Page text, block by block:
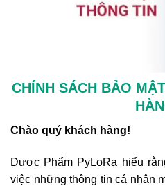
CHÍNH SÁCH BẢO
Chào quý khách hàng!
Dược Phẩm PyLoRa hiểu
việc những thông tin cá nhân